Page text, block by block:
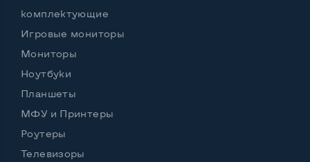
Видеопроцессор ноутбука
Размер видеопамяти, Гб
Удобство пользования:
Материал корпуса
Подсветка клавиатуры
комплектующие
Игровые мониторы
Мониторы
Ноутбуки
Планшеты
МФУ и Принтеры
Роутеры
Телевизоры